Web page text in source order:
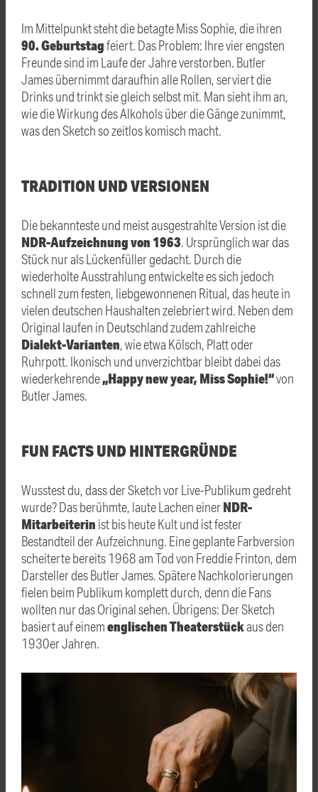
Im Mittelpunkt steht die betagte Miss Sophie, die ihren
90. Geburtstagfeiert. Das Problem: Ihre vier engsten
Freunde sind im Laufe der Jahre verstorben. Butler
James übernimmt daraufhin alle Rollen, serviert die
Drinks und trinkt sie gleich selbst mit. Man sieht ihm an,
wie die Wirkung des Alkohols über die Gänge zunimmt,
was den Sketch so zeitlos komisch macht.
TRADITION UND VERSIONEN
Die bekannteste und meist ausgestrahlte Version ist die
NDR-Aufzeichnung von 1963. Ursprünglich war das
Stück nur als Lückenfüller gedacht. Durch die
wiederholte Ausstrahlung entwickelte es sich jedoch
schnell zum festen, liebgewonnenen Ritual, das heute in
vielen deutschen Haushalten zelebriert wird. Neben dem
Original laufen in Deutschland zudem zahlreiche
Dialekt-Varianten, wie etwa Kölsch, Platt oder
Ruhrpott. Ikonisch und unverzichtbar bleibt dabei das
wiederkehrende„Happy new year, Miss Sophie!“von
Butler James.
FUN FACTS UND HINTERGRÜNDE
Wusstest du, dass der Sketch vor Live-Publikum gedreht
wurde? Das berühmte, laute Lachen einerNDR-
Mitarbeiterin ist bis heute Kult und ist fester
Bestandteil der Aufzeichnung. Eine geplante Farbversion
scheiterte bereits 1968 am Tod von Freddie Frinton, dem
Darsteller des Butler James. Spätere Nachkolorierungen
fielen beim Publikum komplett durch, denn die Fans
wollten nur das Original sehen. Übrigens: Der Sketch
basiert auf einemenglischen Theaterstückaus den
1930er Jahren.